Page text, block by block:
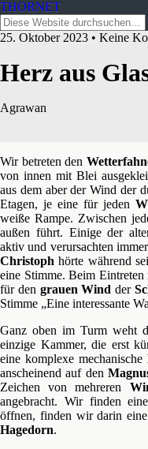
THORNET
25. Oktober 2023 • Keine
Herz aus
Agrawan
Wir betreten den
von innen mit Blei
aus dem aber der Wind der
Etagen, je eine für jeden
weiße Rampe. Zwischen
außen führt. Einige der
aktiv und verursachten
Christoph hörte während
eine Stimme. Beim
für den grauen Wind der
Stimme „Eine interessante
Ganz oben im Turm weht
einzige Kammer, die erst
eine komplexe mechanische
anscheinend auf den
Zeichen von mehreren
angebracht. Wir finden
öffnen, finden wir darin
Hagedorn.